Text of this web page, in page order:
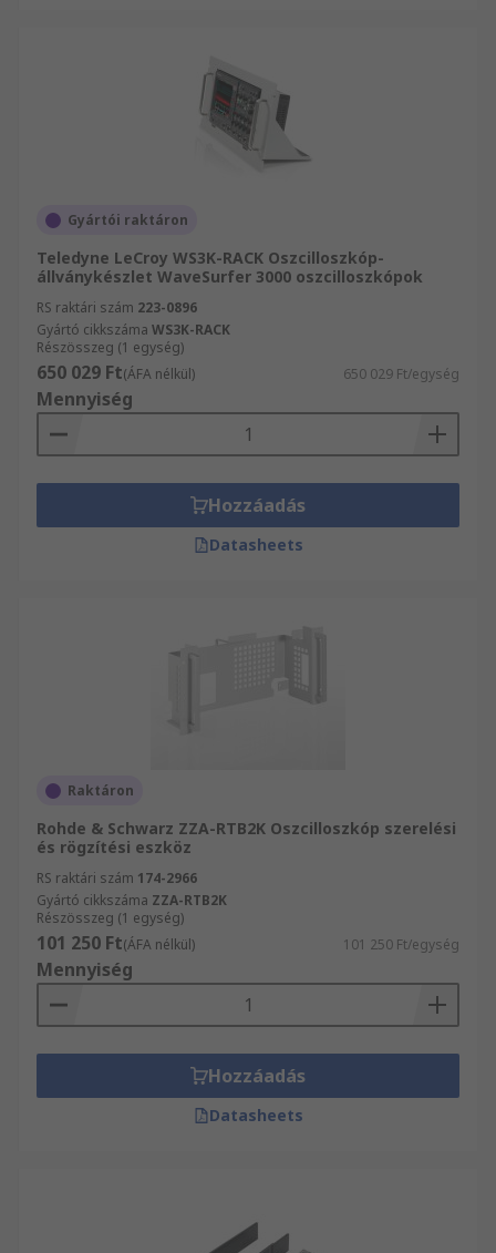
Gyártói raktáron
Teledyne LeCroy WS3K-RACK Oszcilloszkóp-
állványkészlet WaveSurfer 3000 oszcilloszkópok
RS raktári szám 223-0896
Gyártó cikkszáma WS3K-RACK
Részösszeg (1 egység)
650 029 Ft(ÁFA nélkül) 650 029 Ft/egység
Mennyiség
Hozzáadás
Datasheets
Raktáron
Rohde & Schwarz ZZA-RTB2K Oszcilloszkóp szerelési
és rögzítési eszköz
RS raktári szám 174-2966
Gyártó cikkszáma ZZA-RTB2K
Részösszeg (1 egység)
101 250 Ft(ÁFA nélkül) 101 250 Ft/egység
Mennyiség
Hozzáadás
Datasheets